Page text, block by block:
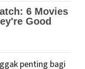
penting bagi